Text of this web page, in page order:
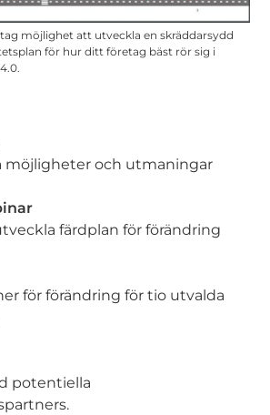
möjlighet att utveckla en skräddarsydd
för hur ditt företag bäst rör sig i
möjligheter och utmaningar
färdplan för förändring
för förändring för tio utvalda
potentiella